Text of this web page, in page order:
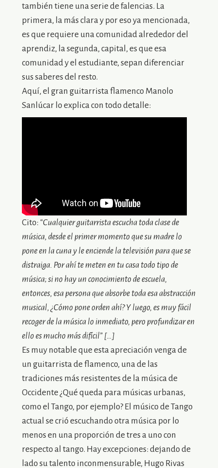
también tiene una serie de falencias. La
primera, la más clara y por eso ya mencionada,
es que requiere una comunidad alrededor del
aprendiz, la segunda, capital, es que esa
comunidad y el estudiante, sepan diferenciar
sus saberes del resto.
Aquí, el gran guitarrista flamenco Manolo
Sanlúcar lo explica con todo detalle:
Cito: “Cualquier guitarrista escucha toda clase de
música, desde el primer momento que su madre lo
pone en la cuna y le enciende la televisión para que se
distraiga. Por ahí te meten en tu casa todo tipo de
música; si no hay un conocimiento de escuela,
entonces, esa persona que absorbe toda esa abstracción
musical, ¿Cómo pone orden ahí? Y luego, es muy fácil
recoger de la música lo inmediato, pero profundizar en
ello es mucho más difícil” […]
Es muy notable que esta apreciación venga de
un guitarrista de flamenco, una de las
tradiciones más resistentes de la música de
Occidente ¿Qué queda para músicas urbanas,
como el Tango, por ejemplo? El músico de Tango
actual se crió escuchando otra música por lo
menos en una proporción de tres a uno con
respecto al tango. Hay excepciones: dejando de
lado su talento inconmensurable, Hugo Rivas